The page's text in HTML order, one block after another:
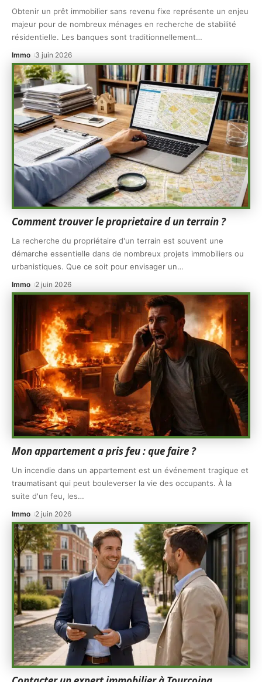
Obtenir un prêt immobilier sans revenu fixe représente un enjeu
majeur pour de nombreux ménages en recherche de stabilité
résidentielle. Les banques sont traditionnellement…
Immo 3 juin 2026
Comment trouver le proprietaire d un terrain ?
La recherche du propriétaire d'un terrain est souvent une
démarche essentielle dans de nombreux projets immobiliers ou
urbanistiques. Que ce soit pour envisager un…
Immo 2 juin 2026
Mon appartement a pris feu : que faire ?
Un incendie dans un appartement est un événement tragique et
traumatisant qui peut bouleverser la vie des occupants. À la
suite d'un feu, les…
Immo 2 juin 2026